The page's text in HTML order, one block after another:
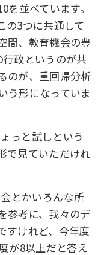
並べています。
の3つに共通して
間、教育機会の豊
政というのが共
のが、重回帰分析
う形になっていま
っと試しという
で見ていただけれ
とかいろんな所
参考に、我々のデ
すけれど、今年度
が8以上だと答え